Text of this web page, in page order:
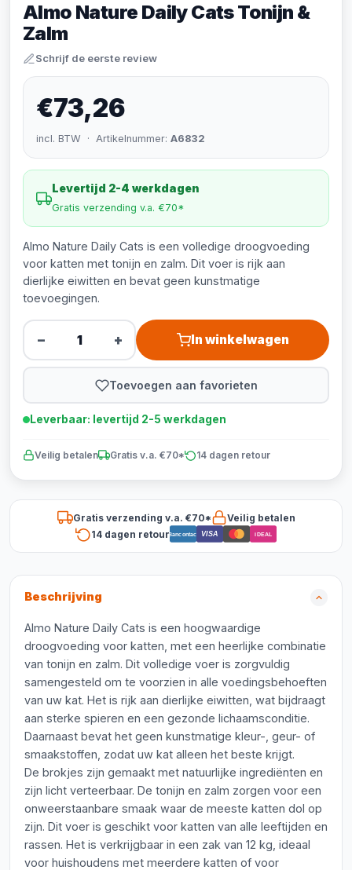
Almo Nature Daily Cats Tonijn &
Zalm
Schrijf de eerste review
€73,26
incl. BTW · Artikelnummer: A6832
Levertijd 2-4 werkdagen
Gratis verzending v.a. €70*
Almo Nature Daily Cats is een volledige droogvoeding
voor katten met tonijn en zalm. Dit voer is rijk aan
dierlijke eiwitten en bevat geen kunstmatige
toevoegingen.
− + In winkelwagen
Toevoegen aan favorieten
Leverbaar: levertijd 2-5 werkdagen
Veilig betalen Gratis v.a. €70* 14 dagen retour
Gratis verzending v.a. €70*
Veilig betalen
14 dagen retourBancontact VISA iDEAL
Beschrijving
Almo Nature Daily Cats is een hoogwaardige
droogvoeding voor katten, met een heerlijke combinatie
van tonijn en zalm. Dit volledige voer is zorgvuldig
samengesteld om te voorzien in alle voedingsbehoeften
van uw kat. Het is rijk aan dierlijke eiwitten, wat bijdraagt
aan sterke spieren en een gezonde lichaamsconditie.
Daarnaast bevat het geen kunstmatige kleur-, geur- of
smaakstoffen, zodat uw kat alleen het beste krijgt.
De brokjes zijn gemaakt met natuurlijke ingrediënten en
zijn licht verteerbaar. De tonijn en zalm zorgen voor een
onweerstaanbare smaak waar de meeste katten dol op
zijn. Dit voer is geschikt voor katten van alle leeftijden en
rassen. Het is verkrijgbaar in een zak van 12 kg, ideaal
voor huishoudens met meerdere katten of voor